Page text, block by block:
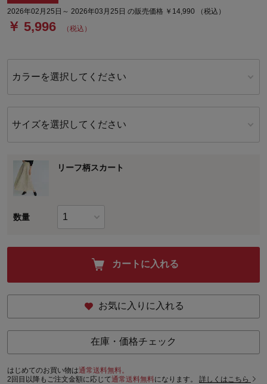
2026年02月25日～ 2026年03月25日 の販売価格 ￥14,990 （税込）
￥ 5,996 （税込）
カラーを選択してください
サイズを選択してください
リーフ柄スカート
数量
カートに入れる
お気に入りに入れる
在庫・価格チェック
はじめてのお買い物は通常送料無料。
2回目以降もご注文金額に応じて通常送料無料になります。 詳しくはこちら